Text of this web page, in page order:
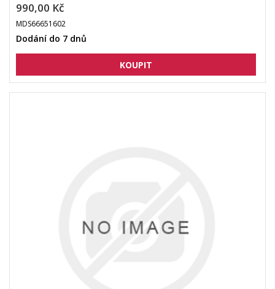
990,00 Kč
MDS66651602
Dodání do 7 dnů